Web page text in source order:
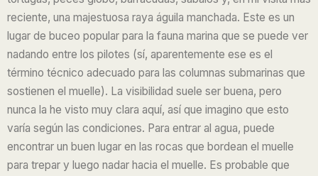
reciente, una majestuosa raya águila manchada. Este es un
lugar de buceo popular para la fauna marina que se puede ver
nadando entre los pilotes (sí, aparentemente ese es el
término técnico adecuado para las columnas submarinas que
sostienen el muelle). La visibilidad suele ser buena, pero
nunca la he visto muy clara aquí, así que imagino que esto
varía según las condiciones. Para entrar al agua, puede
encontrar un buen lugar en las rocas que bordean el muelle
para trepar y luego nadar hacia el muelle. Es probable que